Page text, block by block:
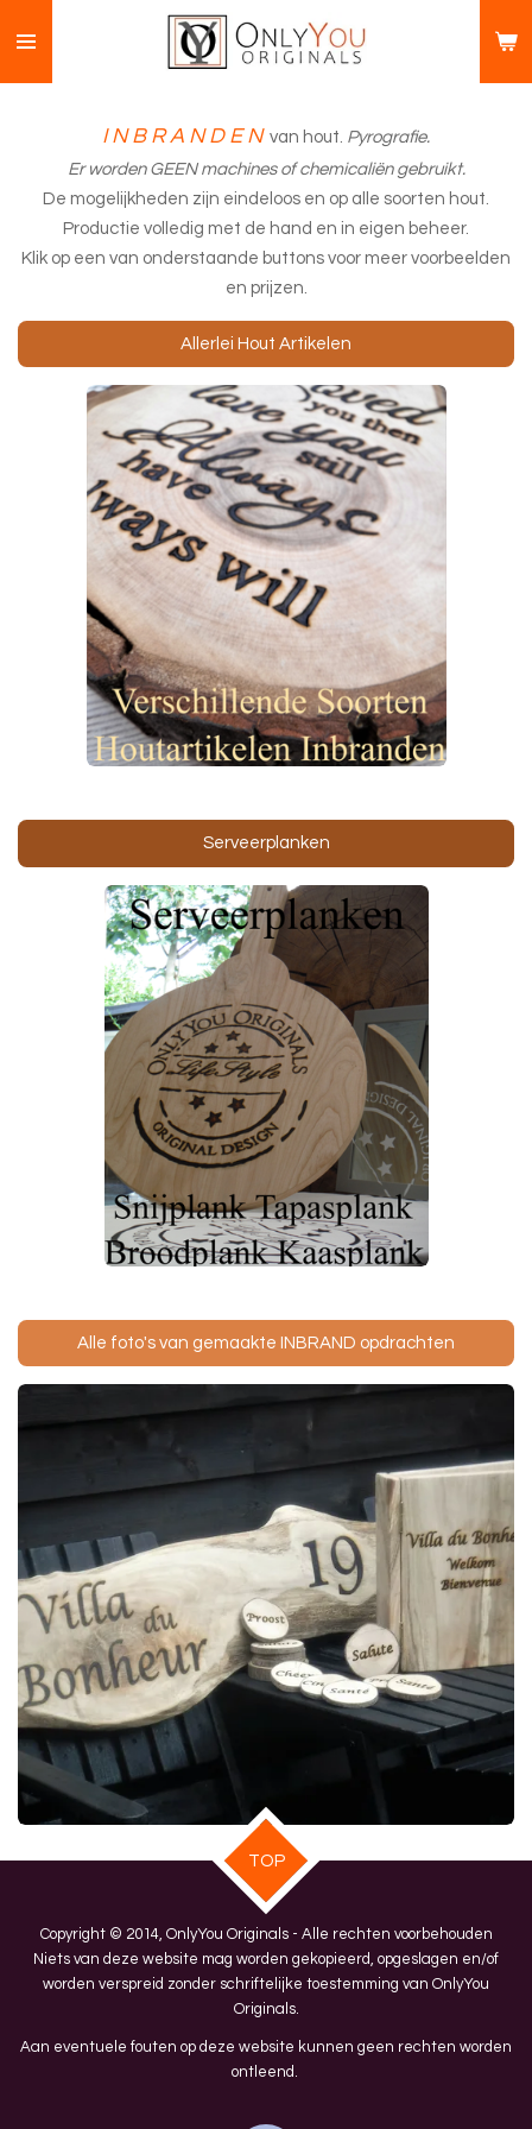
direct
naar
hoofdinhoudI N B R A N D E Nvan hout. Pyrografie.
Er worden GEEN machines of chemicaliën gebruikt.
De mogelijkheden zijn eindeloos en op alle soorten hout.
Productie volledig met de hand en in eigen beheer.
Klik op een van onderstaande buttons voor meer voorbeelden
en prijzen.
Allerlei Hout Artikelen
Serveerplanken
Alle foto's van gemaakte INBRAND opdrachten
TOP
Copyright © 2014, OnlyYou Originals - Alle rechten voorbehouden
Niets van deze website mag worden gekopieerd, opgeslagen en/of
worden verspreid zonder schriftelijke toestemming van OnlyYou
Originals.
Aan eventuele fouten op deze website kunnen geen rechten worden
ontleend.